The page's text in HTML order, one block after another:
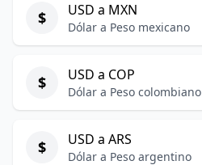
$ USD a MXN
Dólar a Peso mexicano
$ USD a COP
Dólar a Peso colombiano
$ USD a ARS
Dólar a Peso argentino